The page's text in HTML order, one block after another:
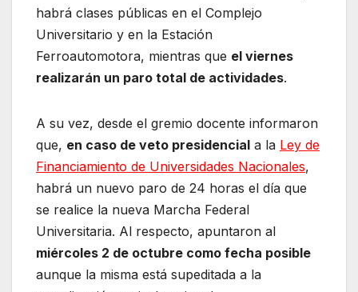
habrá clases públicas en el Complejo
Universitario y en la Estación
Ferroautomotora, mientras que el viernes
realizarán un paro total de actividades.
A su vez, desde el gremio docente informaron
que, en caso de veto presidencial a la Ley de
Financiamiento de Universidades Nacionales,
habrá un nuevo paro de 24 horas el día que
se realice la nueva Marcha Federal
Universitaria. Al respecto, apuntaron al
miércoles 2 de octubre como fecha posible
aunque la misma está supeditada a la